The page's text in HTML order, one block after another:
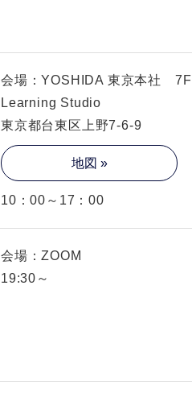
会場：YOSHIDA 東京本社 7F
Learning Studio
東京都台東区上野7-6-9
地図 »
10：00～17：00
会場：ZOOM
19:30～